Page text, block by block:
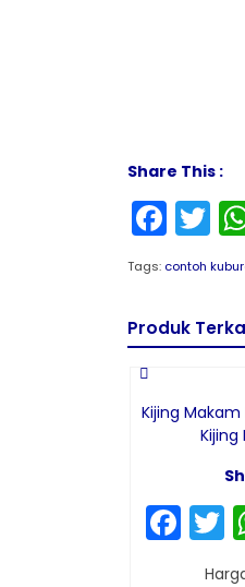
Share This :
Tags: contoh
Produk
Kijing
Kijing